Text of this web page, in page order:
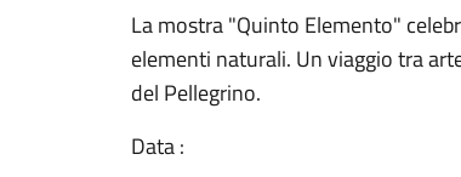
La mostra "Quinto Elemento"
elementi naturali. Un viaggio tra
del Pellegrino.
Data :